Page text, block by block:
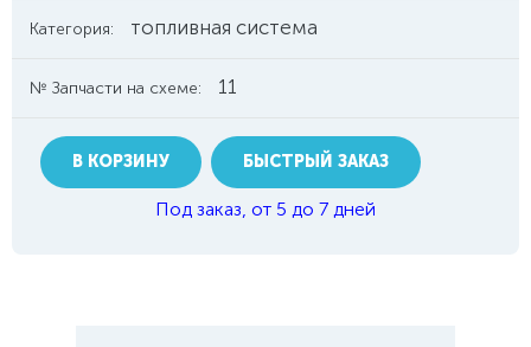
Категория: топливная система
№ Запчасти на схеме: 11
В КОРЗИНУ БЫСТРЫЙ ЗАКАЗ
Под заказ, от 5 до 7 дней